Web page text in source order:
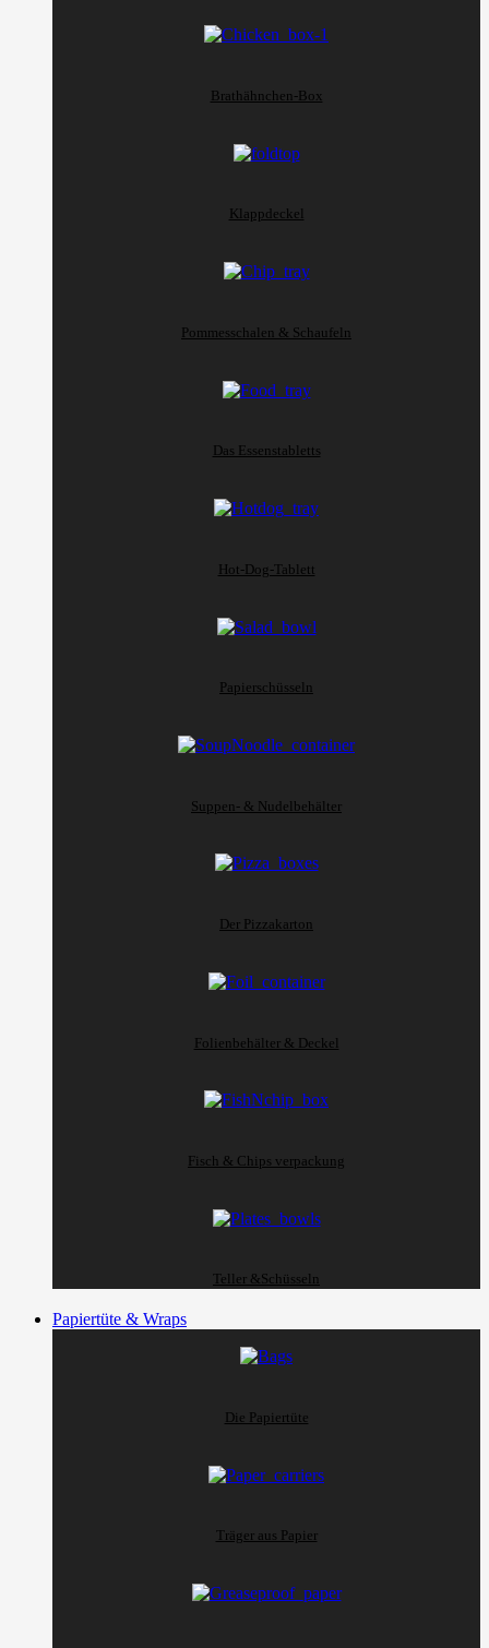
Brathähnchen-Box
Klappdeckel
Pommesschalen & Schaufeln
Das Essenstabletts
Hot-Dog-Tablett
Papierschüsseln
Suppen- & Nudelbehälter
Der Pizzakarton
Folienbehälter & Deckel
Fisch & Chips verpackung
Teller &Schüsseln
Papiertüte & Wraps
Die Papiertüte
Träger aus Papier